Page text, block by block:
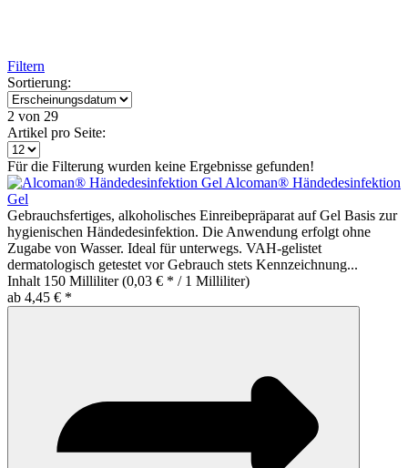
Filtern
Sortierung:
2 von 29
Artikel pro Seite:
Für die Filterung wurden keine Ergebnisse gefunden!
Alcoman® Händedesinfektion
Gel
Gebrauchsfertiges, alkoholisches Einreibepräparat auf Gel Basis zur
hygienischen Händedesinfektion. Die Anwendung erfolgt ohne
Zugabe von Wasser. Ideal für unterwegs. VAH-gelistet
dermatologisch getestet vor Gebrauch stets Kennzeichnung...
Inhalt 150 Milliliter(0,03 € * / 1 Milliliter)
ab 4,45 € *